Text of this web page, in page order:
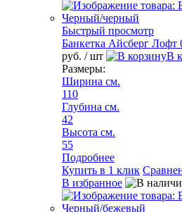
Быстрый просмотр
Банкетка Айсберг
руб. / шт
В
Размеры:
Ширина см.
110
Глубина см.
42
Высота см.
55
Подробнее
Купить в 1 клик
В избранное